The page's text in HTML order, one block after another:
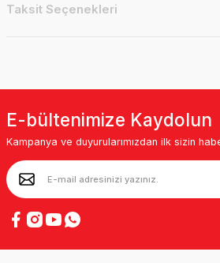
Taksit Seçenekleri
E-bültenimize Kaydolun
Kampanya ve duyurularımızdan ilk sizin